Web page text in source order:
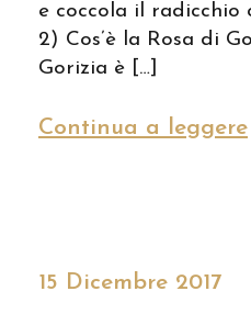
e coccola il radicchio
2) Cos’è la Rosa di
Gorizia è […]
Continua a leggere
15 Dicembre 2017